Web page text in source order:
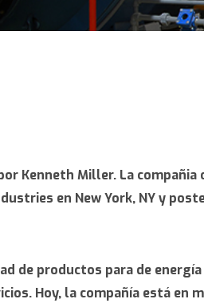
Kenneth Miller. La
en New York, NY y
de productos para de
Hoy, la compañía está en